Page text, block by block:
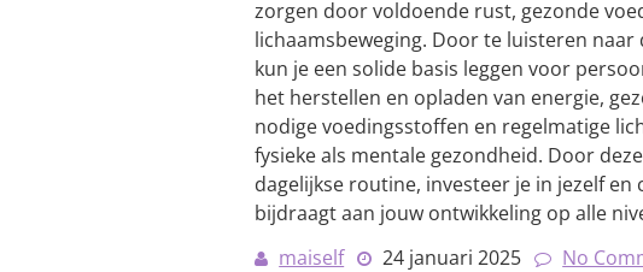
zorgen door voldoende rust, gezonde
lichaamsbeweging. Door te luisteren
kun je een solide basis leggen voor
het herstellen en opladen van energie,
nodige voedingsstoffen en regelmatige
fysieke als mentale gezondheid. Door
dagelijkse routine, investeer je in jezelf en
bijdraagt aan jouw ontwikkeling op alle
maiself
24 januari 2025 No